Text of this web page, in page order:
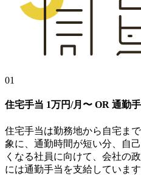
01
住宅手当 1万円/月〜 OR 通勤
住宅手当は勤務地から自宅ま
象に、通勤時間が短い分、自
くなる社員に向けて、会社の
には通勤手当を支給しています